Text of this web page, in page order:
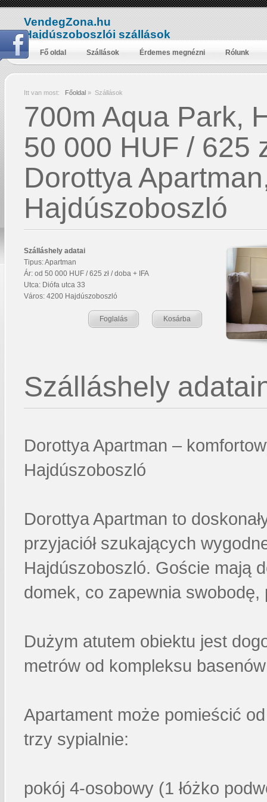
VendegZona.hu
Hajdúszoboszlói szállások
Fő oldal Szállások Érdemes megnézni Rólunk
Itt van most: Főoldal » Szállások
700m Aqua Park,
50 000 HUF / 625
Dorottya
Hajdúszoboszló
Szálláshely adatai
Tipus: Apartman
Ár: od 50 000 HUF / 625 zł / doba + IFA
Utca: Diófa utca 33
Város: 4200 Hajdúszoboszló
Kosárba
Foglalás
Szálláshely
Dorottya Apartman –
Hajdúszoboszló
Dorottya Apartman to
przyjaciół szukających
Hajdúszoboszló. Goście mają
domek, co zapewnia
Dużym atutem obiektu jest
metrów od kompleksu
Apartament może pomieścić
trzy sypialnie:
pokój 4-osobowy (1 łóżko